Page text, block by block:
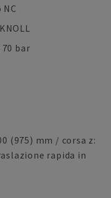
bar
(975) mm / corsa z:
rapida in